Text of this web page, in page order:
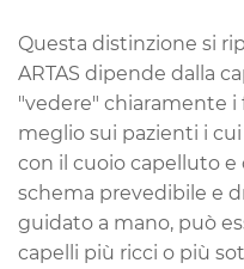
Questa distinzione si
ARTAS dipende dalla
"vedere" chiaramente i
meglio sui pazienti i
con il cuoio capelluto
schema prevedibile e
guidato a mano, può
capelli più ricci o più